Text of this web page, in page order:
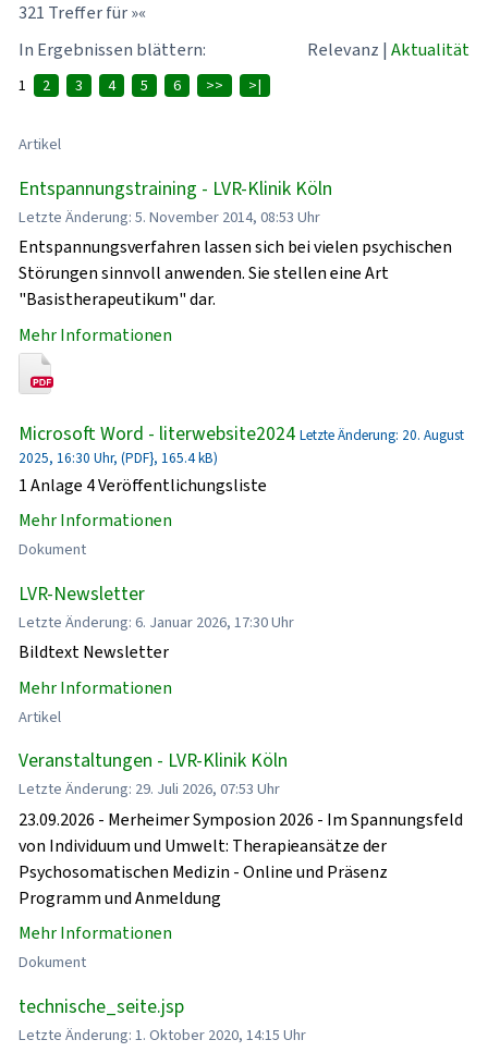
321 Treffer für »«
In Ergebnissen blättern:
Relevanz | Aktualität
1 2 3 4 5 6 >> >|
Artikel
Entspannungstraining - LVR-Klinik Köln
Letzte Änderung: 5. November 2014, 08:53 Uhr
Entspannungsverfahren lassen sich bei vielen psychischen
Störungen sinnvoll anwenden. Sie stellen eine Art
"Basistherapeutikum" dar.
Mehr Informationen
Microsoft Word - literwebsite2024 Letzte Änderung: 20. August
2025, 16:30 Uhr, (PDF}, 165.4 kB)
1 Anlage 4 Veröffentlichungsliste
Mehr Informationen
Dokument
LVR-Newsletter
Letzte Änderung: 6. Januar 2026, 17:30 Uhr
Bildtext Newsletter
Mehr Informationen
Artikel
Veranstaltungen - LVR-Klinik Köln
Letzte Änderung: 29. Juli 2026, 07:53 Uhr
23.09.2026 - Merheimer Symposion 2026 - Im Spannungsfeld
von Individuum und Umwelt: Therapieansätze der
Psychosomatischen Medizin - Online und Präsenz
Programm und Anmeldung
Mehr Informationen
Dokument
technische_seite.jsp
Letzte Änderung: 1. Oktober 2020, 14:15 Uhr